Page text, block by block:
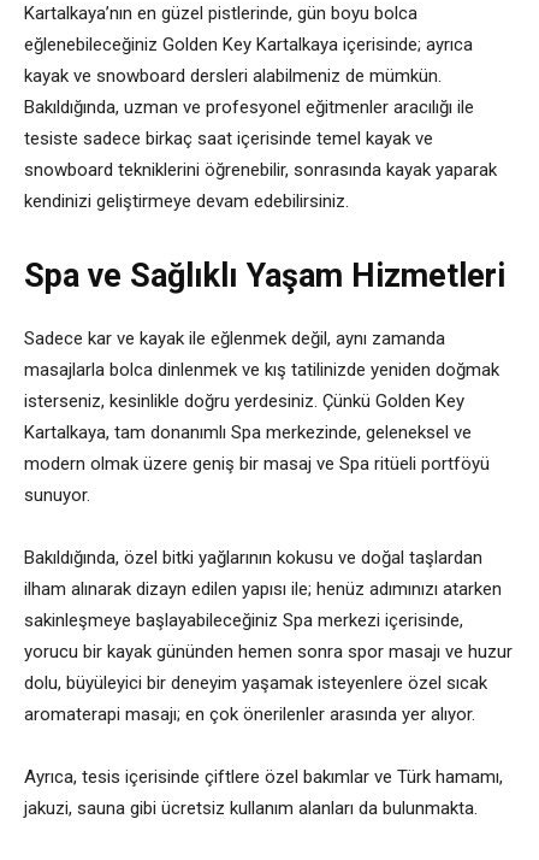
Kartalkaya’nın en güzel pistlerinde, gün boyu bolca
eğlenebileceğiniz Golden Key Kartalkaya içerisinde; ayrıca
kayak ve snowboard dersleri alabilmeniz de mümkün.
Bakıldığında, uzman ve profesyonel eğitmenler aracılığı ile
tesiste sadece birkaç saat içerisinde temel kayak ve
snowboard tekniklerini öğrenebilir, sonrasında kayak yaparak
kendinizi geliştirmeye devam edebilirsiniz.
Spa ve Sağlıklı Yaşam Hizmetleri
Sadece kar ve kayak ile eğlenmek değil, aynı zamanda
masajlarla bolca dinlenmek ve kış tatilinizde yeniden doğmak
isterseniz, kesinlikle doğru yerdesiniz. Çünkü Golden Key
Kartalkaya, tam donanımlı Spa merkezinde, geleneksel ve
modern olmak üzere geniş bir masaj ve Spa ritüeli portföyü
sunuyor.
Bakıldığında, özel bitki yağlarının kokusu ve doğal taşlardan
ilham alınarak dizayn edilen yapısı ile; henüz adımınızı atarken
sakinleşmeye başlayabileceğiniz Spa merkezi içerisinde,
yorucu bir kayak gününden hemen sonra spor masajı ve huzur
dolu, büyüleyici bir deneyim yaşamak isteyenlere özel sıcak
aromaterapi masajı; en çok önerilenler arasında yer alıyor.
Ayrıca, tesis içerisinde çiftlere özel bakımlar ve Türk hamamı,
jakuzi, sauna gibi ücretsiz kullanım alanları da bulunmakta.